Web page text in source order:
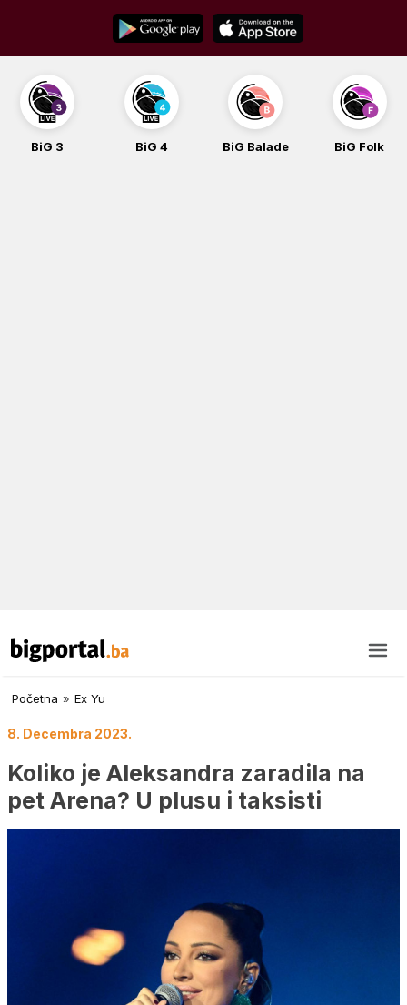
content
BiG 4 BiG Balade BiG Folk BiG iG
Početna » Ex Yu
8. Decembra 2023.
Koliko je Aleksandra zaradila na
pet Arena? U plusu i taksisti